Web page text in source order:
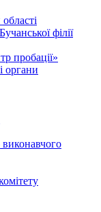
філії
пробації»
органи